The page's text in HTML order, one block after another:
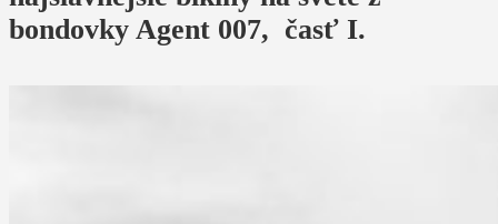
bondovky Agent 007, časť I.